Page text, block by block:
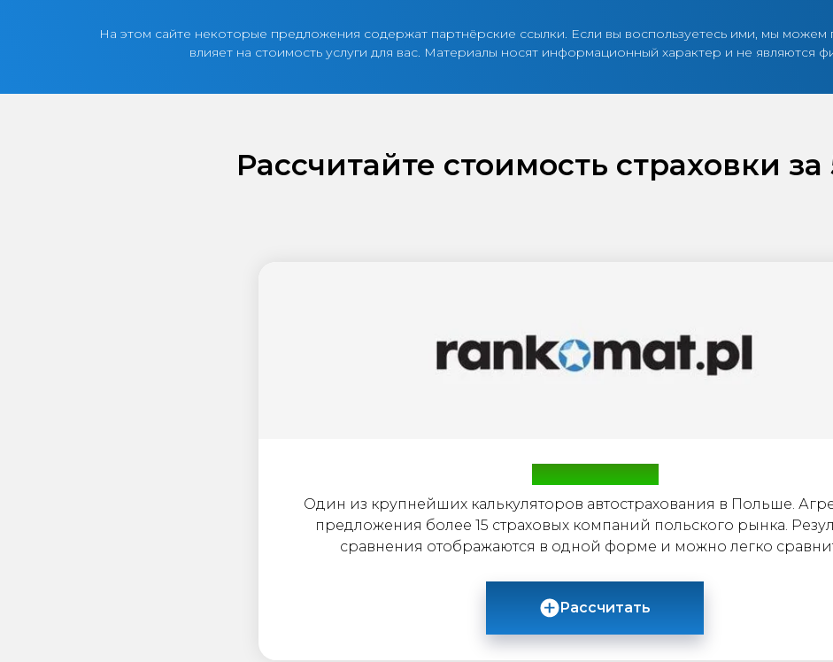
На этом сайте некоторые предложения содержат партнёрские ссылки. Если вы воспользуетесь ими, мы можем
влияет на стоимость услуги для вас. Материалы носят информационный характер и не являются
Рассчитайте стоимость страховки
Калькулятор
Один из крупнейших калькуляторов автострахования в Польше.
предложения более 15 страховых компаний польского рынка.
сравнения отображаются в одной форме и можно легко
Рассчитать